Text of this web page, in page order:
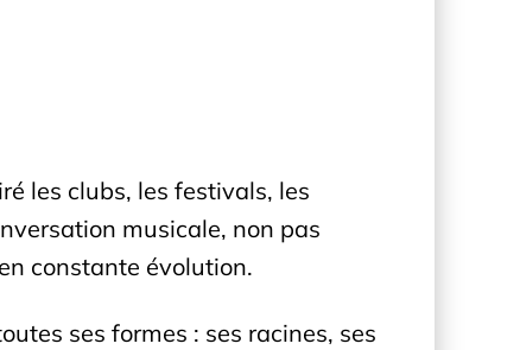
les clubs, les festivals, les
musicale, non pas
constante évolution.
ses formes : ses racines, ses